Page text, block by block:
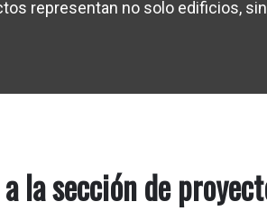
representan no solo edificios,
la sección de